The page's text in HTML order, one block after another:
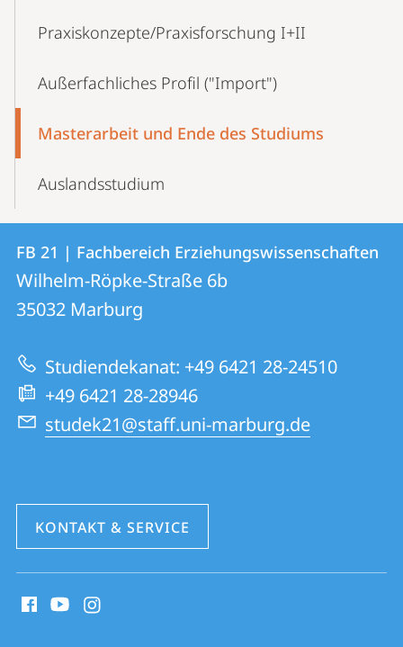
Praxiskonzepte/­Praxisforschung I+II
Außerfachliches Profil ("Import")
Masterarbeit und Ende des Studiums
Auslandsstudium
Kontakt
und
Informationen
zur
Website
Kontaktinformationen
FB
21
|
Fachbereich
Erziehungswissenschaften
FB 21 | Fachbereich Erziehungswissenschaften
Wilhelm-Röpke-Straße 6b
35032 Marburg
Studiendekanat: +49 6421 28-24510
+49 6421 28-28946
studek21@staff.uni-marburg.de
KONTAKT & SERVICE
Media